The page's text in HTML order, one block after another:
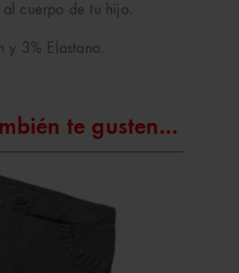
cuerpo de tu hijo.
3% Elastano.
te gusten...